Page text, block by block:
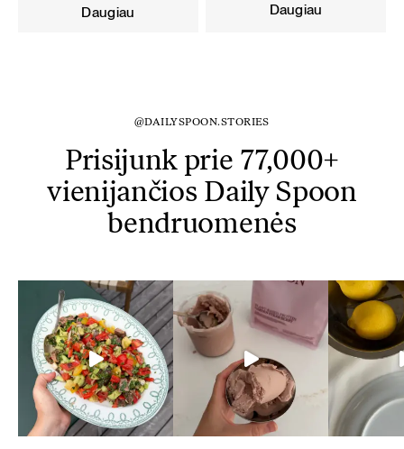
Daugiau Daugiau
@DAILYSPOON.STORIES
Prisijunk prie 77,000+
vienijančios Daily Spoon
bendruomenės